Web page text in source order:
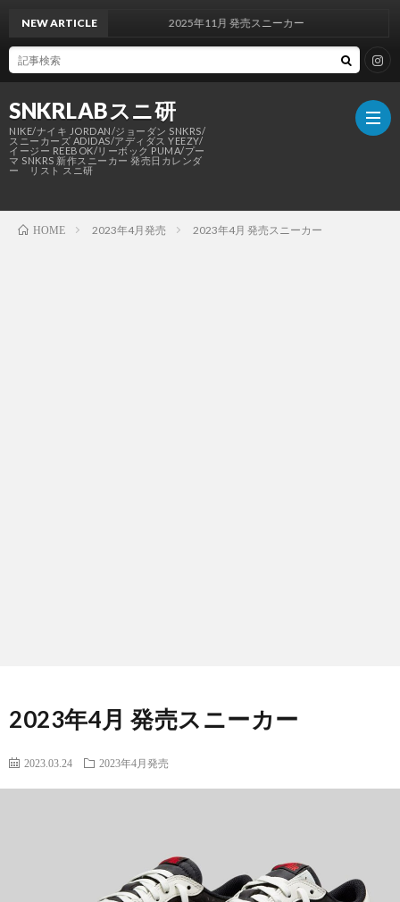
SNKRLABスニ研
NIKE/ナイキ JORDAN/ジョーダン SNKRS/
スニーカーズ ADIDAS/アディダス YEEZY/
イージー REEBOK/リーボック PUMA/プー
マ SNKRS 新作スニーカー 発売日カレンダ
ー リスト スニ研
NEW ARTICLE 2025年11月 発売スニーカー
HOME 2023年4月発売 2023年4月 発売スニーカー
2023年4月 発売スニーカー
2023.03.24 2023年4月発売